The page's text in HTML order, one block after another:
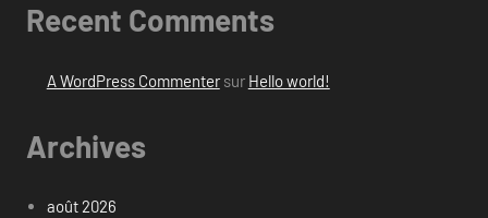
Recent Comments
A WordPress Commentersur Hello world!
Archives
août 2026